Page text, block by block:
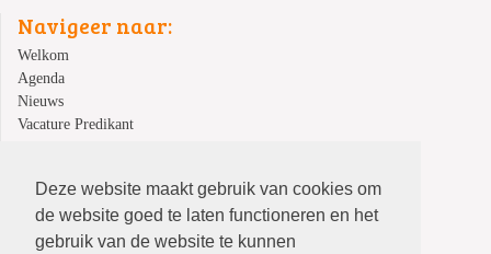
Deze website maakt gebruik van cookies om
de website goed te laten functioneren en het
gebruik van de website te kunnen
Navigeer naar:
Welkom
Agenda
Nieuws
Vacature Predikant
Over ons
Contact